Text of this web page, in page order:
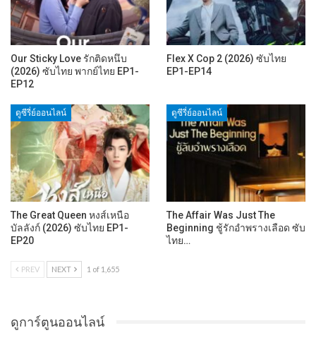
Our Sticky Love รักติดหนึบ
(2026) ซับไทย พากย์ไทย EP1-
EP12
Flex X Cop 2 (2026) ซับไทย
EP1-EP14
ดูซีรี่ย์ออนไลน์
The Great Queen หงส์เหนือ
บัลลังก์ (2026) ซับไทย EP1-
EP20
ดูซีรี่ย์ออนไลน์
The Affair Was Just The
Beginning ชู้รักอำพรางเลือด ซับ
ไทย…
PREV NEXT 1 of 1,655
ดูการ์ตูนออนไลน์